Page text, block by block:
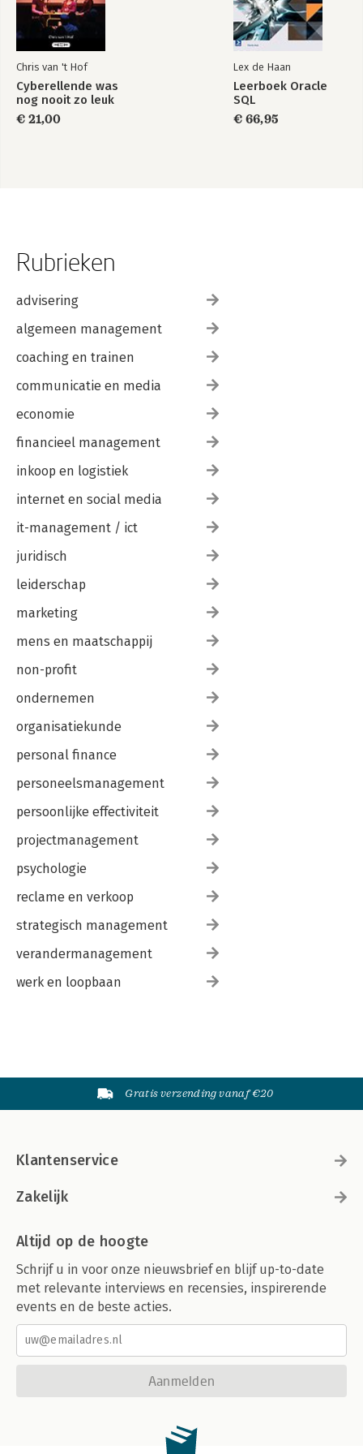
Chris van 't Hof
Cyberellende was
nog nooit zo leuk
€ 21,00
Lex de Haan
Leerboek Oracle
SQL
€ 66,95
Rubrieken
advisering
algemeen management
coaching en trainen
communicatie en media
economie
financieel management
inkoop en logistiek
internet en social media
it-management / ict
juridisch
leiderschap
marketing
mens en maatschappij
non-profit
ondernemen
organisatiekunde
personal finance
personeelsmanagement
persoonlijke effectiviteit
projectmanagement
psychologie
reclame en verkoop
strategisch management
verandermanagement
werk en loopbaan
Gratis verzending vanaf €20
Klantenservice
Zakelijk
Altijd op de hoogte
Schrijf u in voor onze nieuwsbrief en blijf up-to-date
met relevante interviews en recensies, inspirerende
events en de beste acties.
Aanmelden